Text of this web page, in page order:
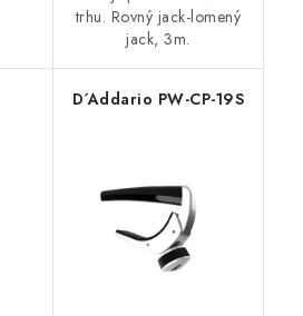
trhu. Rovný jack-lomený
jack, 3m.
D´Addario PW-CP-19S